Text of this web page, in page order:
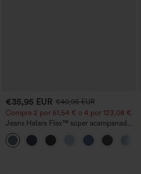
€35,95 EUR €40,95 EUR
Compra 2 por 61,54 € o 4 por 123,08 €.
Jeans Halara Flex™ súper acampanado
elástico lavado bolsillo cruzado tiro alto